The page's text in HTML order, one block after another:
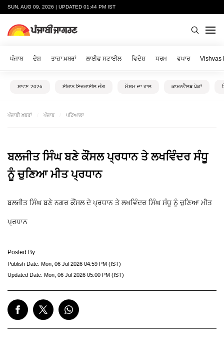
SUN, AUG 09, 2026 | UPDATED 01:44 PM IST
ਪੰਜਾਬ ਦੇਸ਼ ਤਾਜ਼ਾ ਖ਼ਬਰਾਂ ਲਾਈਫ ਸਟਾਈਲ ਵਿਦੇਸ਼ ਧਰਮ ਵਪਾਰ Vishvas
ਸਾਵਣ 2026 ਈਰਾਨ-ਇਜ਼ਰਾਈਲ ਜੰਗ ਮੌਸਮ ਦਾ ਹਾਲ ਕਾਮਨਵੈਲਥ ਖੇਡਾਂ
ਪੰਜਾਬੀ ਖ਼ਬਰਾਂ ਪੰਜਾਬ ਪਟਿਆਲਾ
ਬਲਜੀਤ ਸਿੰਘ ਬਣੇ ਕੌਂਸਲ ਪ੍ਰਧਾਨ ਤੇ ਲਖਵਿੰਦਰ ਸੰਧੂ
ਨੂੰ ਚੁਣਿਆ ਮੀਤ ਪ੍ਰਧਾਨ
ਬਲਜੀਤ ਸਿੰਘ ਬਣੇ ਨਗਰ ਕੌਂਸਲ ਦੇ ਪ੍ਰਧਾਨ ਤੇ ਲਖਵਿੰਦਰ ਸਿੰਘ ਸੰਧੂ ਨੂੰ ਚੁਣਿਆ ਮੀਤ
ਪ੍ਰਧਾਨ
Posted By
Publish Date: Mon, 06 Jul 2026 04:59 PM (IST)
Updated Date: Mon, 06 Jul 2026 05:00 PM (IST)